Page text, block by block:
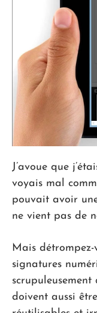
J’avoue que
voyais mal
pouvait avoir
ne vient pas de
Mais détrompez-
signatures
scrupuleusement
doivent aussi